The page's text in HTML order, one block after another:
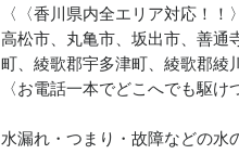
〈〈香川県内全エリア対応！！
高松市、丸亀市、坂出市、善通
町、綾歌郡宇多津町、綾歌郡綾
〈お電話一本でどこへでも駆け
水漏れ・つまり・故障などの水